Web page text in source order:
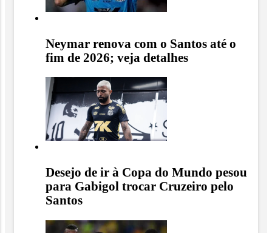
Neymar renova com o Santos até o
fim de 2026; veja detalhes
Desejo de ir à Copa do Mundo pesou
para Gabigol trocar Cruzeiro pelo
Santos